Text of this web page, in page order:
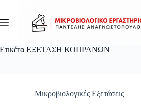
περιεχόμενο
Ετικέτα ΕΞΕΤΑΣΗ ΚΟΠΡΑΝΩΝ
Μικροβιολογικές Εξετάσεις